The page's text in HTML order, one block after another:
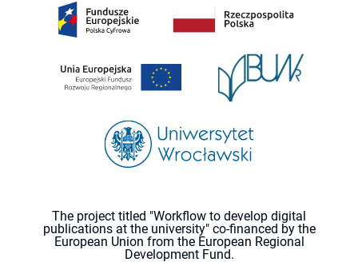
The project titled "Workflow to develop digital
publications at the university" co-financed by the
European Union from the European Regional
Development Fund.